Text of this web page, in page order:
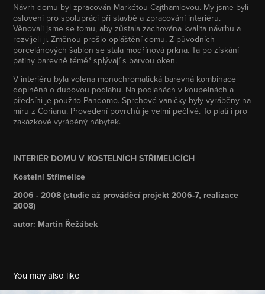
Návrh domu byl zpracován Markétou Cajthamlovou. My jsme byli
osloveni pro spolupráci při stavbě a zpracování interiéru.
Věnovali jsme se tomu, aby zůstala zachována kvalita návrhu a
rozvíjeli ji. Změnou prošlo opláštění domu. Z původních
porcelánových šablon se stala modřínová prkna. Ta po získání
patiny barevně téměř splývají s barvou oken.
V interiéru byla volena monochromatická barevná kombinace
doplněná o dubovou podlahu. Na podlahách v koupelnách a
předsíni je použito Pandomo. Sprchové vaničky byly vyráběny na
míru z Corianu. Provedení povrchů je velmi pečlivé. To platí i pro
zakázkově vyráběný nábytek.
INTERIÉR DOMU V KOSTELNÍCH STŘIMELICÍCH
Kostelní Střimelice
2006 - 2008 (studie až prováděcí projekt 2006-7, realizace
2008)
autor: Martin Řežábek
You may also like